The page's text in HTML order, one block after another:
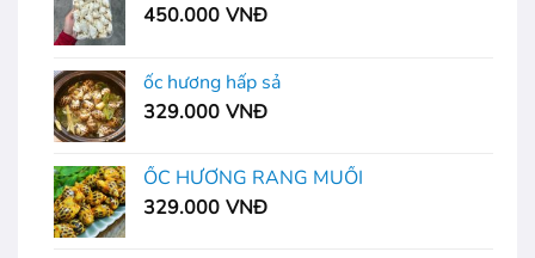
450.000 VNĐ
ốc hương hấp sả
329.000 VNĐ
ỐC HƯƠNG RANG MUỐI
329.000 VNĐ